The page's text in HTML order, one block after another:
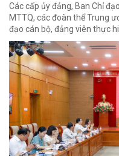
Các cấp ủy đảng, Ban Chỉ
MTTQ, các đoàn thể Trung
đạo cán bộ, đảng viên thực